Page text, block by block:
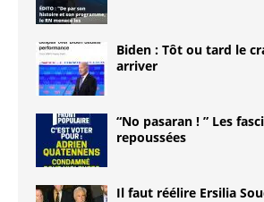
Biden : Tôt ou tard le
arriver
“No pasaran ! ” Les
repoussées
Il faut réélire Ersilia